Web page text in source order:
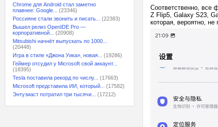
Chrome для Android стал заметно
плавнее: Google...
(23346)
Россияне стали звонить и писать...
(22383)
Вышел релиз OpenIDE Pro —
корпоративной...
(20908)
Mitsubishi начнёт выпускать по 1000...
(20448)
Игра в стиле «Джона Уика», новая...
(19286)
Геймер отсудил у Microsoft свой аккаунт...
(18395)
Tesla поставила рекорд по числу...
(17663)
Microsoft представила ИИ, который...
(17582)
Энтузиаст потратил три тысячи...
(17212)
Соответственно, все
Z Flip5, Galaxy S23,
которая, вероятно,